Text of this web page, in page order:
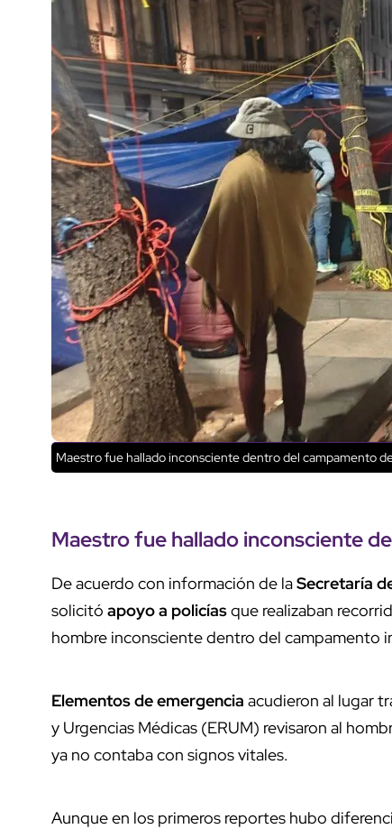
Maestro fue hallado inconsciente dentro del campamento
Maestro fue hallado inconsciente
De acuerdo con información de laSecretaría
solicitó apoyo a policíasque realizaban
hombre inconsciente dentro del campamento
Elementos de emergencia acudieron al lugar
y Urgencias Médicas (ERUM) revisaron al
ya no contaba con signos vitales.
Aunque en los primeros reportes hubo